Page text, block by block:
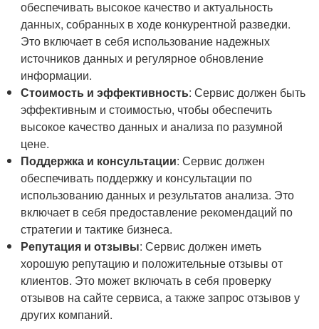
обеспечивать высокое качество и актуальность
данных, собранных в ходе конкурентной разведки.
Это включает в себя использование надежных
источников данных и регулярное обновление
информации.
Стоимость и эффективность: Сервис должен быть
эффективным и стоимостью, чтобы обеспечить
высокое качество данных и анализа по разумной
цене.
Поддержка и консультации: Сервис должен
обеспечивать поддержку и консультации по
использованию данных и результатов анализа. Это
включает в себя предоставление рекомендаций по
стратегии и тактике бизнеса.
Репутация и отзывы: Сервис должен иметь
хорошую репутацию и положительные отзывы от
клиентов. Это может включать в себя проверку
отзывов на сайте сервиса, а также запрос отзывов у
других компаний.